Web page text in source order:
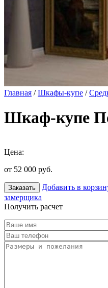
Главная /Шкафы-купе /
Шкаф-купе
Цена:
от 52 000 руб.
Заказать Добавить в
замерщика
Получить расчет